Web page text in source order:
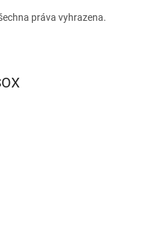
práva vyhrazena.